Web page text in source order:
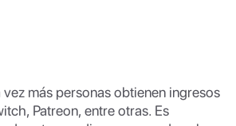
más personas obtienen ingresos
Patreon, entre otras. Es